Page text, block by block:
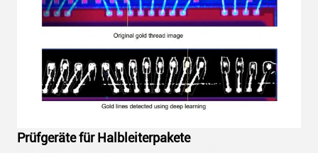
Prüfgeräte für Halbleiterpakete